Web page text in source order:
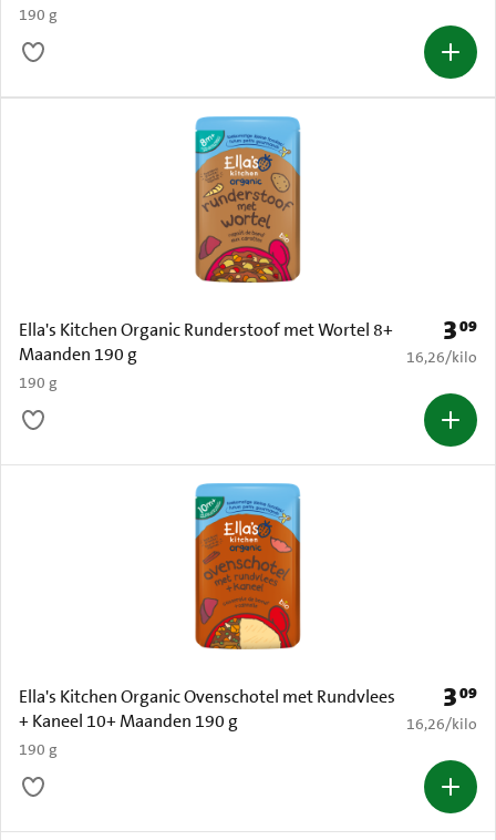
190 g
Ella's Kitchen Organic Runderstoof met Wortel 8+
Maanden 190 g
190 g
Prijs:
309
€ 16,26 per
16,26/kilo
Ella's Kitchen Organic Ovenschotel met Rundvlees
+ Kaneel 10+ Maanden 190 g
190 g
Prijs:
309
€ 16,26 per
16,26/kilo